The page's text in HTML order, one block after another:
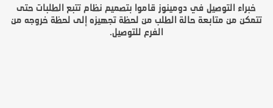
خبراء التوصيل في دومينوز قاموا بتصميم نظام تتبع الطلبات حتى
تتمكن من متابعة حالة الطلب من لحظة تجهيزه إلى لحظة خروجه من
الفرع للتوصيل.